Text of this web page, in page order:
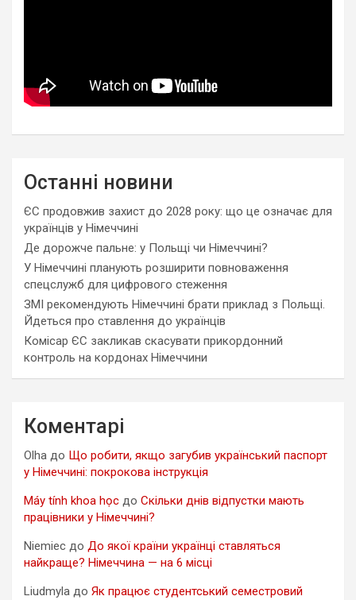
Останні новини
ЄС продовжив захист до 2028 року: що це означає для
українців у Німеччині
Де дорожче пальне: у Польщі чи Німеччині?
У Німеччині планують розширити повноваження
спецслужб для цифрового стеження
ЗМІ рекомендують Німеччині брати приклад з Польщі.
Йдеться про ставлення до українців
Комісар ЄС закликав скасувати прикордонний
контроль на кордонах Німеччини
Коментарі
Olha до Що робити, якщо загубив український паспорт
у Німеччині: покрокова інструкція
Máy tính khoa học до Скільки днів відпустки мають
працівники у Німеччині?
Niemiec до До якої країни українці ставляться
найкраще? Німеччина — на 6 місці
Liudmyla до Як працює студентський семестровий